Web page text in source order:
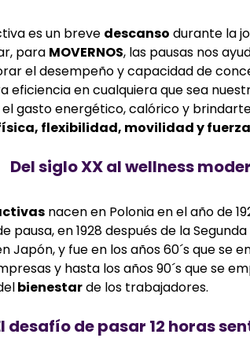
es un breve descanso durante la
para MOVERNOS, las pausas nos
el desempeño y capacidad de
eficiencia en cualquiera que sea
gasto energético, calórico y
flexibilidad, movilidad y
Del siglo XX al wellness
nacen en Polonia en el año de
pausa, en 1928 después de la
Japón, y fue en los años 60´s que se
y hasta los años 90´s que se
bienestarde los trabajadores.
desafío de pasar 12 horas